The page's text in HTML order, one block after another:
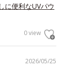
に便利なUVパウ
0 view
2026/05/25